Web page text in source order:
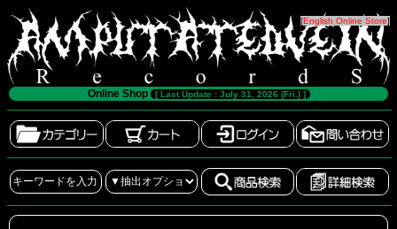
[English Online Store]
Online Shop [ Last Update : July 31, 2026 (Fri.) ]